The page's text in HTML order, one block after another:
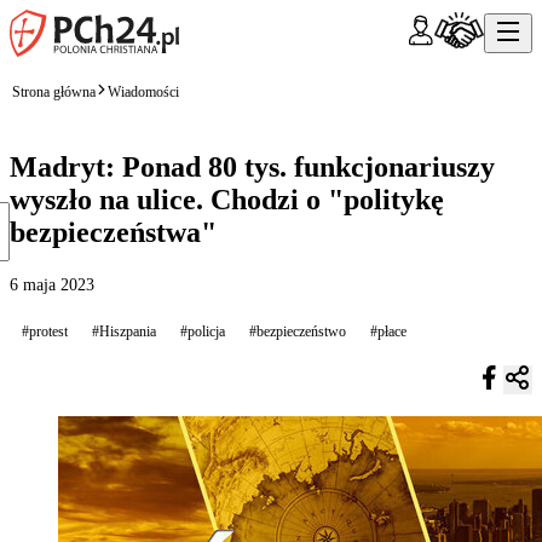
Strona główna Wiadomości
Madryt: Ponad 80 tys. funkcjonariuszy
wyszło na ulice. Chodzi o "politykę
bezpieczeństwa"
6 maja 2023
#protest #Hiszpania #policja #bezpieczeństwo #płace